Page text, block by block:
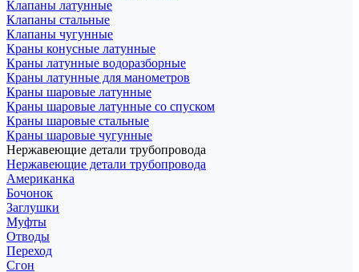
Клапаны латунные
Клапаны стальные
Клапаны чугунные
Краны конусные латунные
Краны латунные водоразборные
Краны латунные для манометров
Краны шаровые латунные
Краны шаровые латунные со спуском
Краны шаровые стальные
Краны шаровые чугунные
Нержавеющие детали трубопровода
Нержавеющие детали трубопровода
Американка
Бочонок
Заглушки
Муфты
Отводы
Переход
Сгон